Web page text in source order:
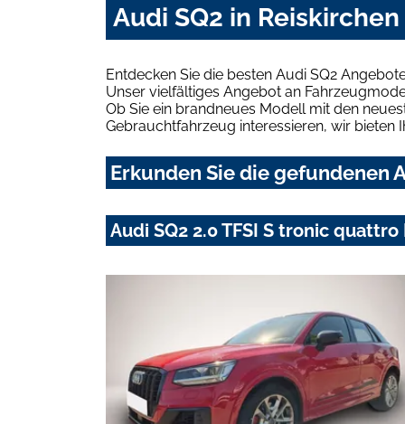
Audi SQ2 in
Entdecken Sie die besten Audi SQ2
Unser vielfältiges Angebot an
Ob Sie ein brandneues Modell mit den
Gebrauchtfahrzeug interessieren, wir bieten
Erkunden Sie die gefundenen
Audi SQ2 2.0 TFSI S tronic quattro